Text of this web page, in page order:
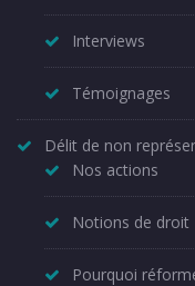
Interviews
Témoignages
Délit de non
Nos actions
Notions de droit
Pourquoi